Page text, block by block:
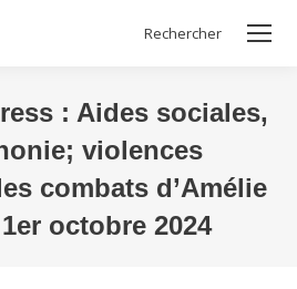
Search:
Rechercher
: Aides sociales,
violences
combats d’Amélie
octobre 2024